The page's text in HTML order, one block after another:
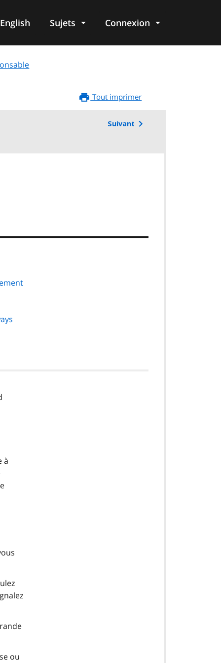
English Sujets Connexion
Tout imprimer
Suivant
à
ou